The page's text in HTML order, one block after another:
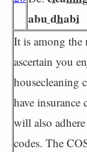
abu dhabi
It is among the
ascertain you
housecleaning
have
will also
codes. The